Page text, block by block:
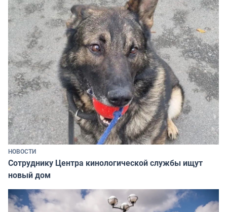
НОВОСТИ
Сотруднику Центра кинологической службы ищут
новый дом